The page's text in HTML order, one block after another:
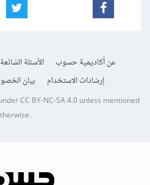
عن أكاديمية حسوب الأسئلة الشائعة
إرشادات الاستخدام
بيان
underCC BY-NC-SA 4.0unless mentioned